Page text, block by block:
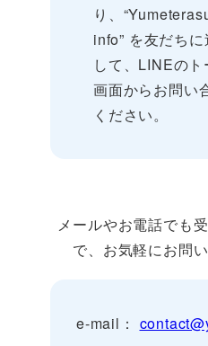
り、
info” を友だちに
して、LINEのト
画面からお問い
ください。
メールやお電話でも
で、お気軽にお問
e-mail：